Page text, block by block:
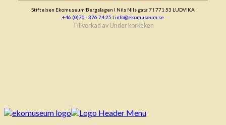
Stiftelsen Ekomuseum Bergslagen ǀ Nils Nils gata 7 ǀ 771 53 LUDVIKA
+46 (0)70 - 376 74 25 ǀ info@ekomuseum.se
Tillverkad av Under korkeken